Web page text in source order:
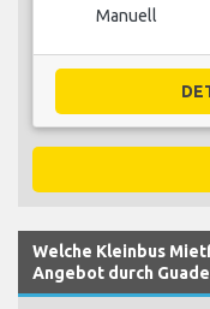
Manuell
Welche Kleinbus
Angebot durch